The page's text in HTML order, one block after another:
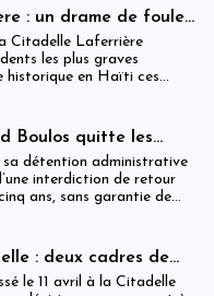
locales.
: un drame de foule
morts, enquête en
persistantes
Citadelle Laferrière
les plus graves
historique en Haïti ces
Boulos quitte les
Colombie après un
détention administrative
interdiction de retour
ans, sans garantie de
: deux cadres de
remerciés
le 11 avril à la Citadelle